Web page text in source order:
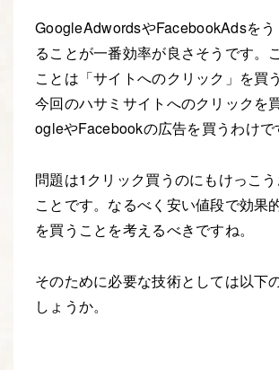
GoogleAdwordsやFacebookAdsを
ることが一番効率が良さそうです。
ことは「サイトへのクリック」を買
今回のハサミサイトへのクリックを
ogleやFacebookの広告を買うわけで
問題は1クリック買うのにもけっこ
ことです。なるべく安い値段で効果
を買うことを考えるべきですね。
そのために必要な技術としては以下
しょうか。